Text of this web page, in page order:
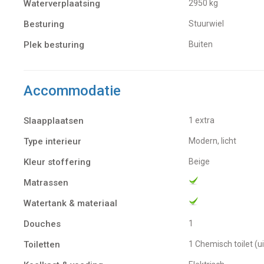
Waterverplaatsing 2950 kg
Besturing Stuurwiel
Plek besturing Buiten
Accommodatie
Slaapplaatsen 1 extra
Type interieur Modern, licht
Kleur stoffering Beige
Matrassen
Watertank & materiaal
Douches
1
Toiletten 1 Chemisch toilet